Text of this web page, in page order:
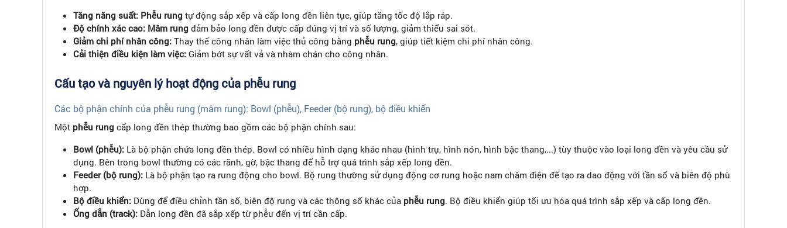
Tăng năng suất: Phễu rung tự động sắp xếp và cấp long đền liên tục, giúp tăng tốc độ lắp ráp.
Độ chính xác cao: Mâm rung đảm bảo long đền được cấp đúng vị trí và số lượng, giảm thiểu sai sót.
Giảm chi phí nhân công: Thay thế công nhân làm việc thủ công bằng phễu rung, giúp tiết kiệm chi phí nhân công.
Cải thiện điều kiện làm việc: Giảm bớt sự vất vả và nhàm chán cho công nhân.
Cấu tạo và nguyên lý hoạt động của phễu rung
Các bộ phận chính của phễu rung (mâm rung): Bowl (phễu), Feeder (bộ rung), bộ điều khiển
Một phễu rung cấp long đền thép thường bao gồm các bộ phận chính sau:
Bowl (phễu): Là bộ phận chứa long đền thép. Bowl có nhiều hình dạng khác nhau (hình trụ, hình nón, hình bậc thang,...) tùy thuộc vào loại long đền và yêu cầu sử
dụng. Bên trong bowl thường có các rãnh, gờ, bậc thang để hỗ trợ quá trình sắp xếp long đền.
Feeder (bộ rung): Là bộ phận tạo ra rung động cho bowl. Bộ rung thường sử dụng động cơ rung hoặc nam châm điện để tạo ra dao động với tần số và biên độ phù
hợp.
Bộ điều khiển: Dùng để điều chỉnh tần số, biên độ rung và các thông số khác của phễu rung. Bộ điều khiển giúp tối ưu hóa quá trình sắp xếp và cấp long đền.
Ống dẫn (track): Dẫn long đền đã sắp xếp từ phễu đến vị trí cần cấp.